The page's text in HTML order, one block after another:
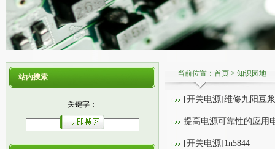
站内搜索
关键字：
当前位置： 首页 > 知识园地
[开关电源]维修九阳豆
提高电源可靠性的应用
[开关电源]1n5844